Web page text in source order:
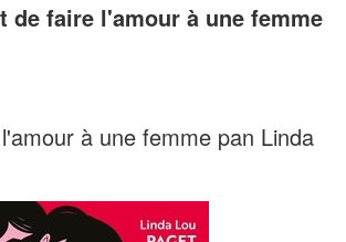
de faire l'amour à une femme
à une femme pan Linda